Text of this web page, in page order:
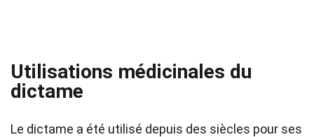
Utilisations médicinales du
dictame
Le dictame a été utilisé depuis des siècles pour ses